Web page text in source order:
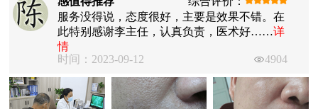
服务没得说，态度很好，主要是效果不错。在
此特别感谢李主任，认真负责，医术好……详
情
时间：2023-09-12
4904